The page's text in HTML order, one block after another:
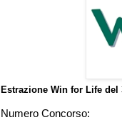
Estrazione Win for Life del
Numero Concorso: